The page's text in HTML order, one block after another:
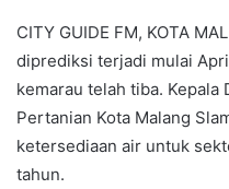
CITY GUIDE FM, KOTA
diprediksi terjadi mulai
kemarau telah tiba. Kepala
Pertanian Kota Malang
ketersediaan air untuk
tahun.